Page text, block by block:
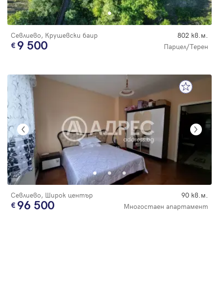
Севлиево, Крушевски баир 802 кв.м.
9 500 Парцел/Терен
Севлиево, Широк център 90 кв.м.
96 500 Многостаен апартамент